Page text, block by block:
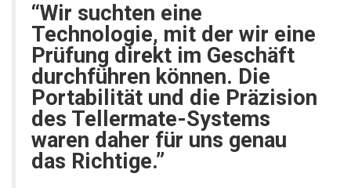
“Wir suchten eine
Technologie, mit der wir eine
Prüfung direkt im Geschäft
durchführen können. Die
Portabilität und die Präzision
des Tellermate-Systems
waren daher für uns genau
das Richtige.”